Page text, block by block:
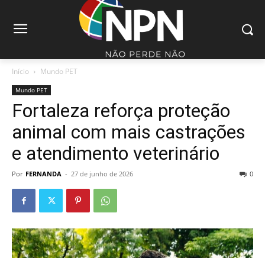
Início Mundo PET
Mundo PET
Fortaleza reforça proteção
animal com mais castrações
e atendimento veterinário
Por FERNANDA - 27 de junho de 2026 0